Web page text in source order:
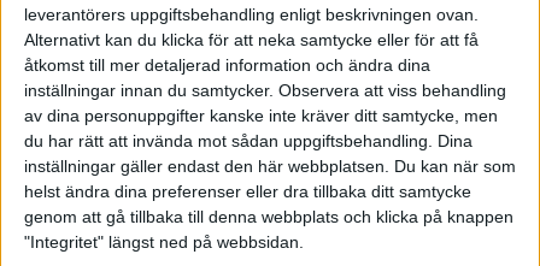
leverantörers uppgiftsbehandling enligt beskrivningen ovan.
Alternativt kan du klicka för att neka samtycke eller för att få
åtkomst till mer detaljerad information och ändra dina
inställningar innan du samtycker. Observera att viss behandling
av dina personuppgifter kanske inte kräver ditt samtycke, men
du har rätt att invända mot sådan uppgiftsbehandling. Dina
inställningar gäller endast den här webbplatsen. Du kan när som
helst ändra dina preferenser eller dra tillbaka ditt samtycke
genom att gå tillbaka till denna webbplats och klicka på knappen
"Integritet" längst ned på webbsidan.
Uttagning till JVM 10 och 50 m 2026,
Suhl Tyskland
26-01-22